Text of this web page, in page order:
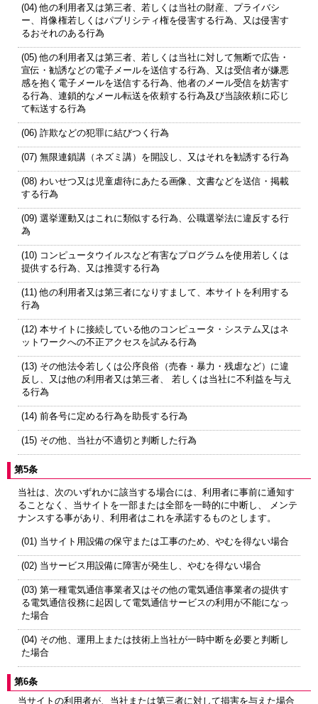
(04) 他の利用者又は第三者、若しくは当社の財産、プライバシ
ー、肖像権若しくはパブリシティ権を侵害する行為、又は侵害す
るおそれのある行為
(05) 他の利用者又は第三者、若しくは当社に対して無断で広告・
宣伝・勧誘などの電子メールを送信する行為、又は受信者が嫌悪
感を抱く電子メールを送信する行為、他者のメール受信を妨害す
る行為、連鎖的なメール転送を依頼する行為及び当該依頼に応じ
て転送する行為
(06) 詐欺などの犯罪に結びつく行為
(07) 無限連鎖講（ネズミ講）を開設し、又はそれを勧誘する行為
(08) わいせつ又は児童虐待にあたる画像、文書などを送信・掲載
する行為
(09) 選挙運動又はこれに類似する行為、公職選挙法に違反する行
為
(10) コンピュータウイルスなど有害なプログラムを使用若しくは
提供する行為、又は推奨する行為
(11) 他の利用者又は第三者になりすまして、本サイトを利用する
行為
(12) 本サイトに接続している他のコンピュータ・システム又はネ
ットワークへの不正アクセスを試みる行為
(13) その他法令若しくは公序良俗（売春・暴力・残虐など）に違
反し、又は他の利用者又は第三者、 若しくは当社に不利益を与え
る行為
(14) 前各号に定める行為を助長する行為
(15) その他、当社が不適切と判断した行為
第5条
当社は、次のいずれかに該当する場合には、利用者に事前に通知す
ることなく、当サイトを一部または全部を一時的に中断し、 メンテ
ナンスする事があり、利用者はこれを承諾するものとします。
(01) 当サイト用設備の保守または工事のため、やむを得ない場合
(02) 当サービス用設備に障害が発生し、やむを得ない場合
(03) 第一種電気通信事業者又はその他の電気通信事業者の提供す
る電気通信役務に起因して電気通信サービスの利用が不能になっ
た場合
(04) その他、運用上または技術上当社が一時中断を必要と判断し
た場合
第6条
当サイトの利用者が、当社または第三者に対して損害を与えた場合